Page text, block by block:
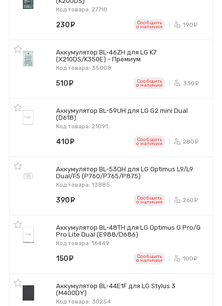
Код товара: 27710
230 Сообщить
o наличии 190
Аккумулятор BL-46ZH для LG K7
(X210DS/K350E) - Премиум
Код товара: 35008
510 Сообщить
o наличии 330
Аккумулятор BL-59UH для LG G2 mini Dual
(D618)
Код товара: 21091
410 Сообщить
o наличии 280
Аккумулятор BL-53QH для LG Optimus L9/L9
Dual/F5 (P760/P765/P875)
Код товара: 13885
390 Сообщить
o наличии 260
Аккумулятор BL-48TH для LG Optimus G Pro/G
Pro Lite Dual (E988/D686)
Код товара: 16449
150 Сообщить
o наличии 100
Аккумулятор BL-44E1F для LG Stylus 3
(M400DY)
Код товара: 30254